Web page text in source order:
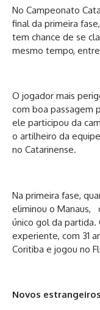
No Campeonato
final da primeira
tem chance de se
mesmo tempo,
O jogador mais
com boa passagem
ele participou da
o artilheiro da
no Catarinense.
Na primeira fase,
eliminou o Manaus,
único gol da partida.
experiente, com 31
Coritiba e jogou no
Novos estrangeiros